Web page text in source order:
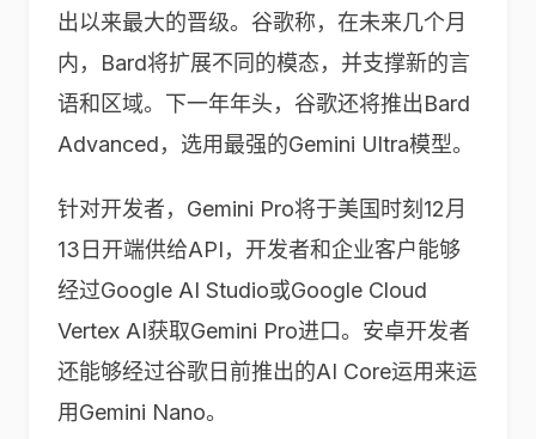
出以来最大的晋级。谷歌称，在未来几个月
内，Bard将扩展不同的模态，并支撑新的言
语和区域。下一年年头，谷歌还将推出Bard
Advanced，选用最强的Gemini Ultra模型。
针对开发者，Gemini Pro将于美国时刻12月
13日开端供给API，开发者和企业客户能够
经过Google AI Studio或Google Cloud
Vertex AI获取Gemini Pro进口。安卓开发者
还能够经过谷歌日前推出的AI Core运用来运
用Gemini Nano。